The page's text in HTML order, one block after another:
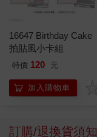
16647 Birthday Cake
拍貼風小卡組
特價 120 元
加入購物車
訂購/退換貨須知